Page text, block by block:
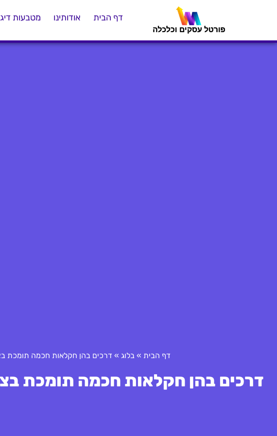
דף הבית אודותינו מטבעות
דף הבית » בלוג »דרכים בהן חקלאות חכמה תומכת
דרכים בהן חקלאות חכמה תומכת